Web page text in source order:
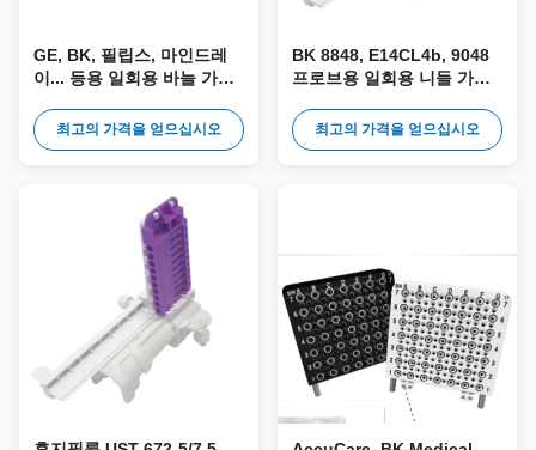
GE, BK, 필립스, 마인드레
이... 등용 일회용 바늘 가이
타입)최고의 가격을 얻으십시오
BK 8848, E14CL4b, 9048
프로브용 일회용 니들 가이
최고의 가격을 얻으십시오